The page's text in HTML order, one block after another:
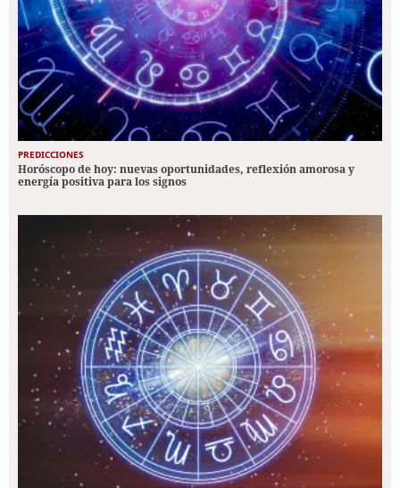
PREDICCIONES
Horóscopo de hoy: nuevas oportunidades, reflexión amorosa y
energía positiva para los signos